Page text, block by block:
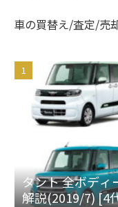
車の買替え/査定/売
タント 全ボディ
解説(2019/7) [4